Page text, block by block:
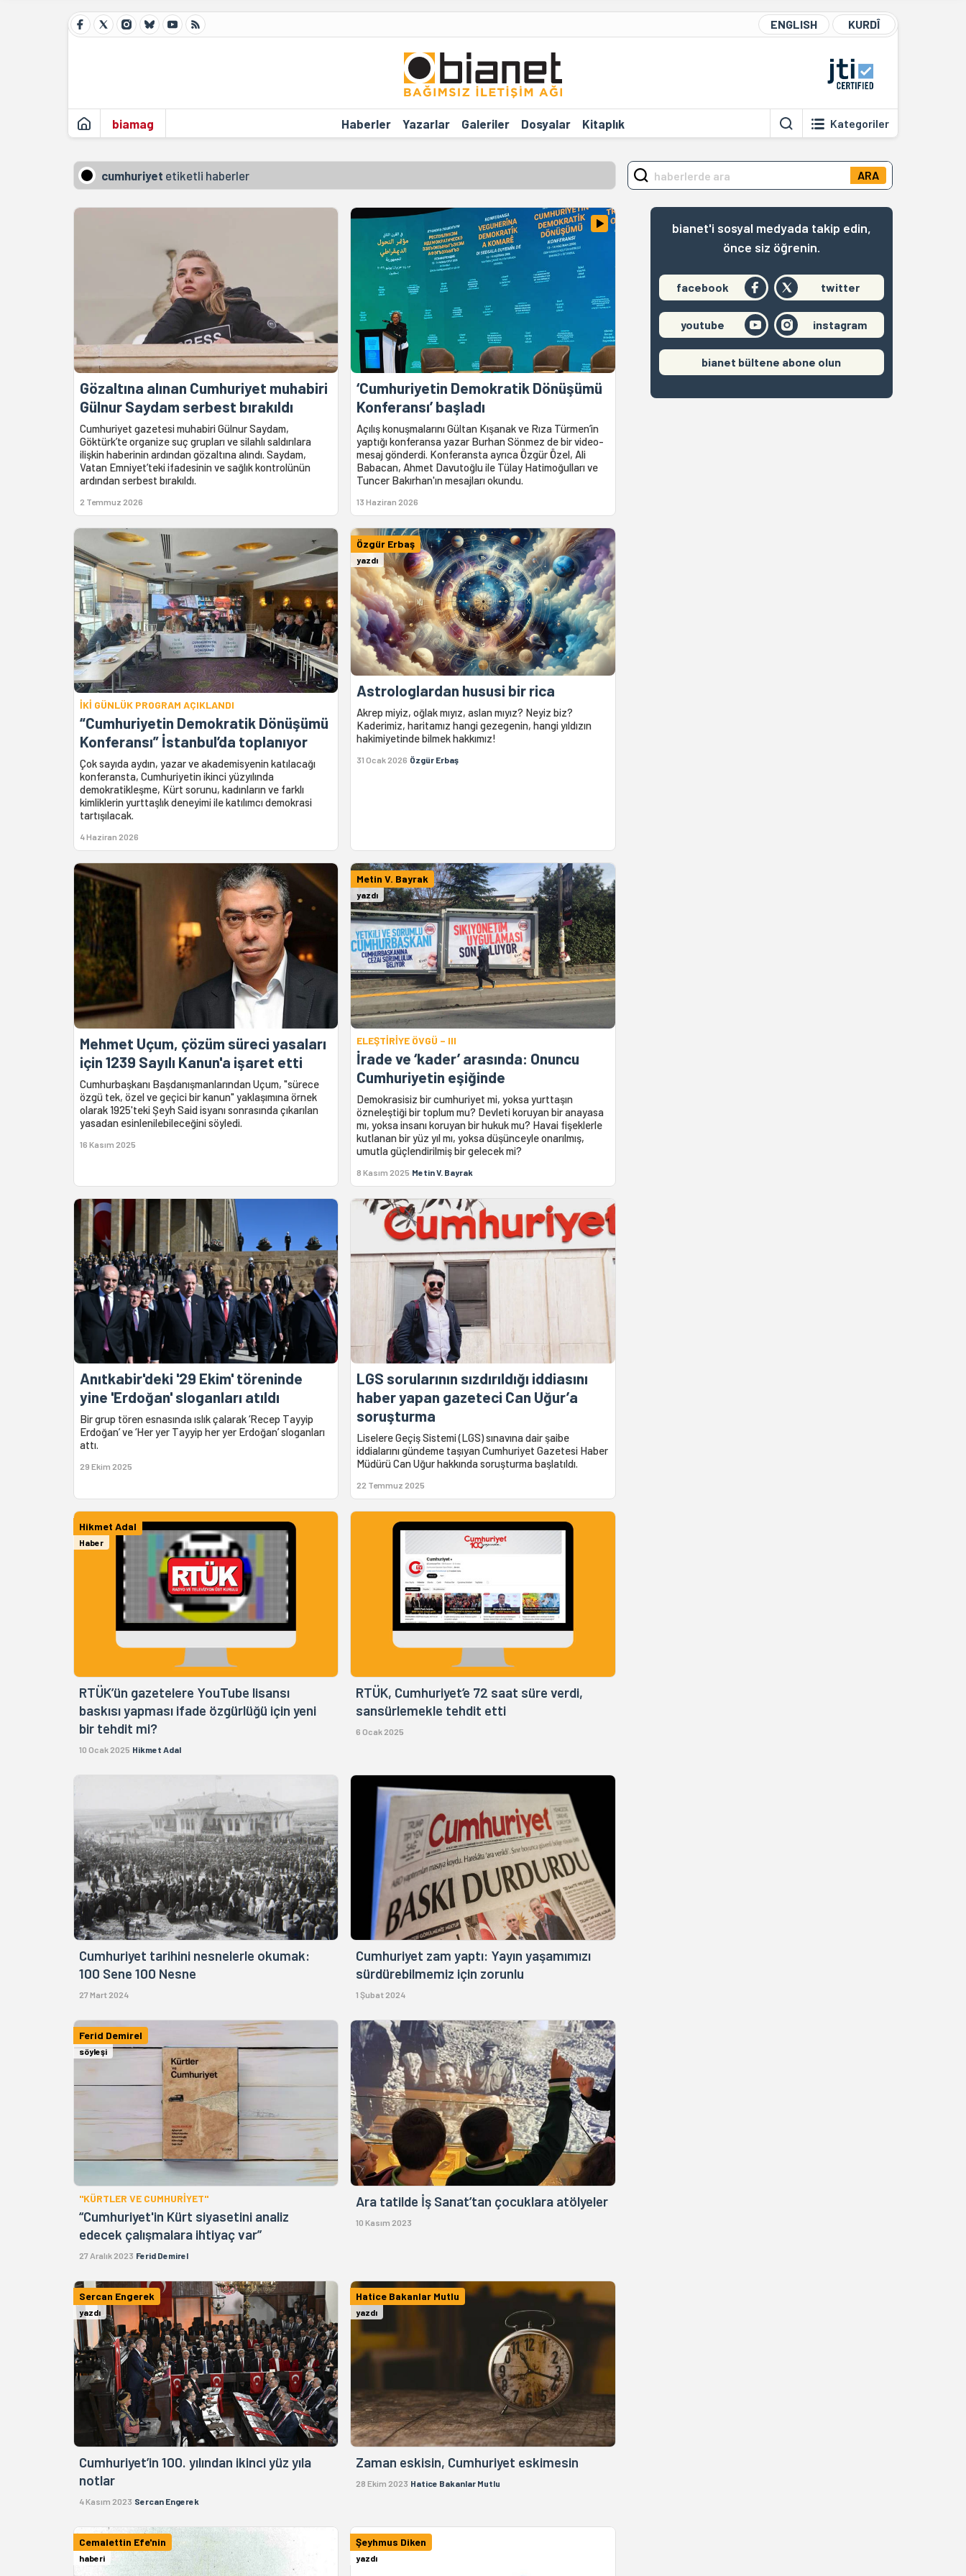
ENGLISH KURDÎ
biamag Haberler Yazarlar Galeriler Dosyalar Kitaplık Kategoriler
cumhuriyet etiketli haberler
Gözaltına alınan Cumhuriyet muhabiri
Gülnur Saydam serbest bırakıldı
Cumhuriyet gazetesi muhabiri Gülnur Saydam,
Göktürk’te organize suç grupları ve silahlı saldırılara
ilişkin haberinin ardından gözaltına alındı. Saydam,
Vatan Emniyet’teki ifadesinin ve sağlık kontrolünün
ardından serbest bırakıldı.
2 Temmuz 2026
‘Cumhuriyetin Demokratik Dönüşümü
Konferansı’ başladı
Açılış konuşmalarını Gültan Kışanak ve Rıza Türmen’in
yaptığı konferansa yazar Burhan Sönmez de bir video-
mesaj gönderdi. Konferansta ayrıca Özgür Özel, Ali
Babacan, Ahmet Davutoğlu ile Tülay Hatimoğulları ve
Tuncer Bakırhan'ın mesajları okundu.
13 Haziran 2026
İKİ GÜNLÜK PROGRAM AÇIKLANDI
“Cumhuriyetin Demokratik Dönüşümü
Konferansı” İstanbul’da toplanıyor
Çok sayıda aydın, yazar ve akademisyenin katılacağı
konferansta, Cumhuriyetin ikinci yüzyılında
demokratikleşme, Kürt sorunu, kadınların ve farklı
kimliklerin yurttaşlık deneyimi ile katılımcı demokrasi
tartışılacak.
4 Haziran 2026
Özgür Erbaş
yazdı
Astrologlardan hususi bir rica
Akrep miyiz, oğlak mıyız, aslan mıyız? Neyiz biz?
Kaderimiz, haritamız hangi gezegenin, hangi yıldızın
hakimiyetinde bilmek hakkımız!
31 Ocak 2026 Özgür Erbaş
Mehmet Uçum, çözüm süreci yasaları
için 1239 Sayılı Kanun'a işaret etti
Cumhurbaşkanı Başdanışmanlarından Uçum, "sürece
özgü tek, özel ve geçici bir kanun" yaklaşımına örnek
olarak 1925'teki Şeyh Said isyanı sonrasında çıkarılan
yasadan esinlenilebileceğini söyledi.
16 Kasım 2025
Metin V. Bayrak
yazdı
ELEŞTİRİYE ÖVGÜ – III
İrade ve ‘kader’ arasında: Onuncu
Cumhuriyetin eşiğinde
Demokrasisiz bir cumhuriyet mi, yoksa yurttaşın
özneleştiği bir toplum mu? Devleti koruyan bir anayasa
mı, yoksa insanı koruyan bir hukuk mu? Havai fişeklerle
kutlanan bir yüz yıl mı, yoksa düşünceyle onarılmış,
umutla güçlendirilmiş bir gelecek mi?
8 Kasım 2025 Metin V. Bayrak
Anıtkabir'deki '29 Ekim' töreninde
yine 'Erdoğan' sloganları atıldı
Bir grup tören esnasında ıslık çalarak ‘Recep Tayyip
Erdoğan’ ve ‘Her yer Tayyip her yer Erdoğan’ sloganları
attı.
29 Ekim 2025
LGS sorularının sızdırıldığı iddiasını
haber yapan gazeteci Can Uğur’a
soruşturma
Liselere Geçiş Sistemi (LGS) sınavına dair şaibe
iddialarını gündeme taşıyan Cumhuriyet Gazetesi Haber
Müdürü Can Uğur hakkında soruşturma başlatıldı.
22 Temmuz 2025
Hikmet Adal
Haber
RTÜK’ün gazetelere YouTube lisansı
baskısı yapması ifade özgürlüğü için yeni
bir tehdit mi?
10 Ocak 2025 Hikmet Adal
RTÜK, Cumhuriyet’e 72 saat süre verdi,
sansürlemekle tehdit etti
6 Ocak 2025
Cumhuriyet tarihini nesnelerle okumak:
100 Sene 100 Nesne
27 Mart 2024
Cumhuriyet zam yaptı: Yayın yaşamımızı
sürdürebilmemiz için zorunlu
1 Şubat 2024
Ferid Demirel
söyleşi
"KÜRTLER VE CUMHURİYET"
“Cumhuriyet'in Kürt siyasetini analiz
edecek çalışmalara ihtiyaç var”
27 Aralık 2023 Ferid Demirel
Ara tatilde İş Sanat’tan çocuklara atölyeler
10 Kasım 2023
Sercan Engerek
yazdı
Cumhuriyet’in 100. yılından ikinci yüz yıla
notlar
4 Kasım 2023 Sercan Engerek
Hatice Bakanlar Mutlu
yazdı
Zaman eskisin, Cumhuriyet eskimesin
28 Ekim 2023 Hatice Bakanlar Mutlu
Cemalettin Efe'nin
haberi
Şeyhmus Diken
yazdı
ARA
bianet'i sosyal medyada takip edin,
önce siz öğrenin.
facebook twitter
youtube instagram
bianet bültene abone olun